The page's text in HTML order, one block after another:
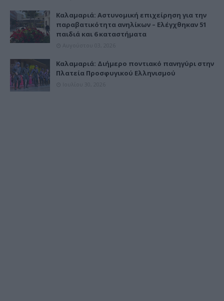
Καλαμαριά: Αστυνομική επιχείρηση για την
παραβατικότητα ανηλίκων – Ελέγχθηκαν 51
παιδιά και 6 καταστήματα
Καλαμαριά: Διήμερο ποντιακό πανηγύρι στην
Πλατεία Προσφυγικού Ελληνισμού